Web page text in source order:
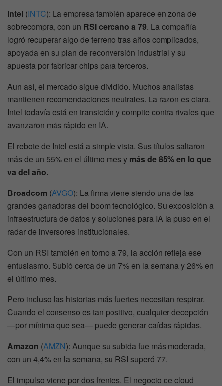
Intel (INTC): La empresa también aparece en zona de
sobrecompra, con un RSI cercano a 79. La compañía
logró recuperar algo de terreno tras años complicados,
apoyada en su plan de reconversión industrial y su
apuesta por fabricar chips para terceros.
Aun así, el mercado sigue dividido. Muchos analistas
mantienen recomendaciones neutrales. La razón es clara.
Intel todavía está en transición y compite contra rivales que
avanzaron más rápido en IA.
El rebote de Intel está a simple vista. Sus títulos saltaron
más de un 55% en el último mes y más de 85% en lo que
va del año.
Broadcom (AVGO): La firma viene siendo una de las
grandes ganadoras del boom tecnológico. Su exposición a
infraestructura de datos y soluciones para IA la puso en el
radar de inversores institucionales.
Con un RSI también en torno a 79, la acción refleja ese
entusiasmo. Subió cerca de un 7% en la semana y 26% en
el último mes.
Pero incluso las historias más fuertes necesitan respirar.
Cuando el consenso es tan positivo, cualquier decepción
—por mínima que sea— puede generar caídas rápidas.
Amazon (AMZN): Aunque su subida fue más moderada,
con un 4,4% en la semana, su RSI superó 77.
El impulso viene por dos frentes. El negocio de cloud